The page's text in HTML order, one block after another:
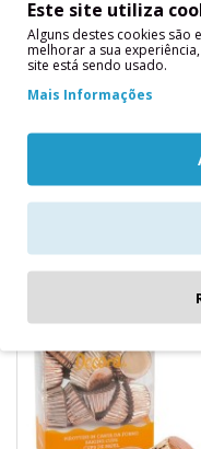
200 Mini Forminhas
Coloridas 2.7 X 1.7
cms
Dimensões: ø 27 x 17 h
Este site utiliza
Alguns destes cookies são
melhorar a sua
site está sendo usado.
Mais Informações